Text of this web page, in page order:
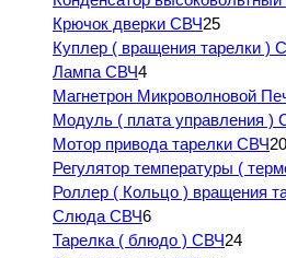
Крючок дверки СВЧ25
Куплер ( вращения тарелки )
Лампа СВЧ4
Магнетрон Микроволновой
Модуль ( плата управления )
Мотор привода тарелки СВЧ20
Регулятор температуры (
Роллер ( Кольцо ) вращения
Слюда СВЧ6
Тарелка ( блюдо ) СВЧ24